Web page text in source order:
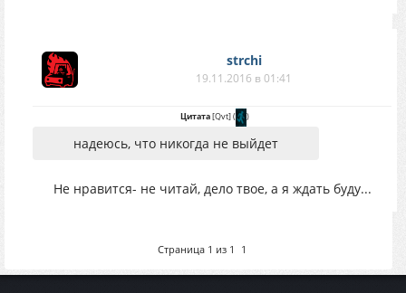
strchi
19.11.2016 в 01:41
Цитата[Qvt]( )
надеюсь, что никогда не выйдет
Не нравится- не читай, дело твое, а я ждать буду...
Страница 1 из 1 1